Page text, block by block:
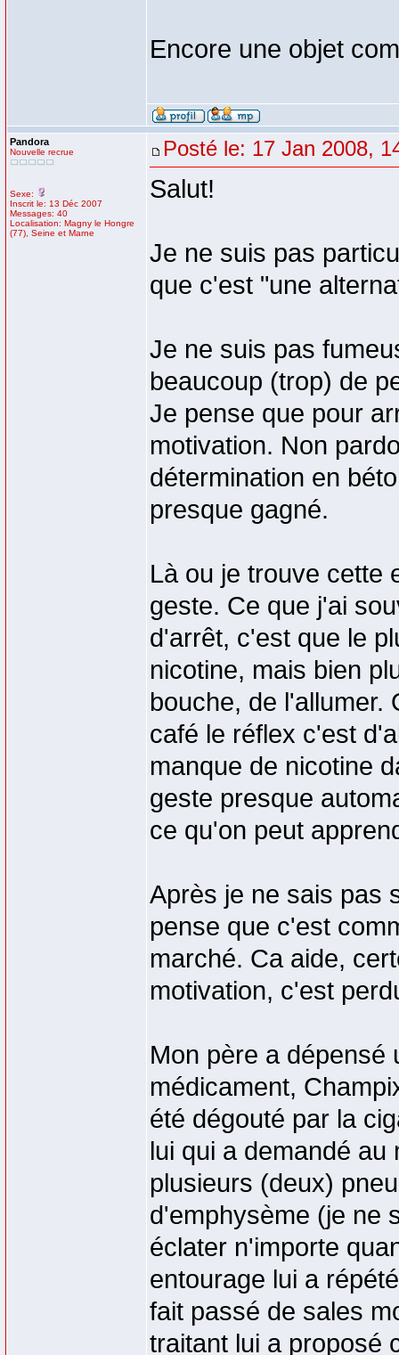
Encore une objet
Pandora
Nouvelle recrue
Sexe:
Inscrit le: 13 Déc 2007
Messages: 40
Localisation: Magny le Hongre
(77), Seine et Marne
Posté le: 17 Jan 2008,
Salut!
Je ne suis pas
que c'est "une
Je ne suis pas
beaucoup (trop) de
Je pense que pour
motivation. Non
détermination en
presque gagné.
Là ou je trouve cette
geste. Ce que j'ai
d'arrêt, c'est que le
nicotine, mais bien
bouche, de l'allumer.
café le réflex c'est
manque de nicotine
geste presque
ce qu'on peut
Après je ne sais pas
pense que c'est
marché. Ca aide,
motivation, c'est
Mon père a dépensé
médicament,
été dégouté par la
lui qui a demandé au
plusieurs (deux)
d'emphysème (je ne
éclater n'importe
entourage lui a
fait passé de sales
traitant lui a proposé